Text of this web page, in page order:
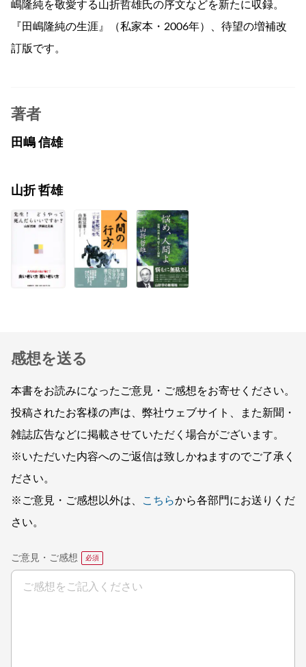
嶋隆純を敬愛する山折哲雄氏の序文などを新たに収録。
『田嶋隆純の生涯』（私家本・2006年）、待望の増補改
訂版です。
著者
田嶋 信雄
山折 哲雄
感想を送る
本書をお読みになったご意見・ご感想をお寄せください。
投稿されたお客様の声は、弊社ウェブサイト、また新聞・
雑誌広告などに掲載させていただく場合がございます。
※いただいた内容へのご返信は致しかねますのでご了承く
ださい。
※ご意見・ご感想以外は、
こちらから各部門にお送りくだ
さい。
ご意見・ご感想